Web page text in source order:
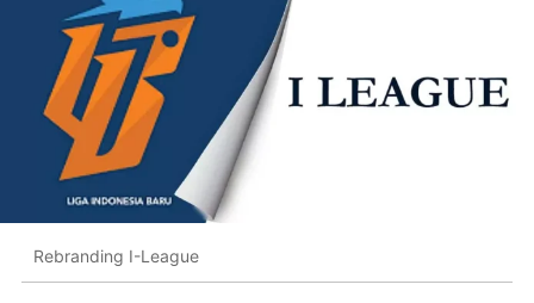
Rebranding I-League